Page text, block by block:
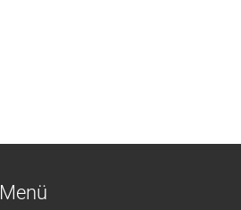
Menü